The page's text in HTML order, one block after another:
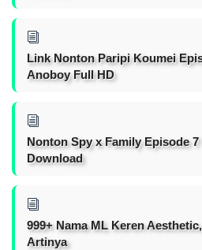
Link Nonton Paripi Koumei
Anoboy Full HD
Nonton Spy x Family Episode
Download
999+ Nama ML Keren
Artinya